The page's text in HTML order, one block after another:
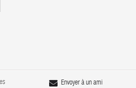
Envoyer à un ami